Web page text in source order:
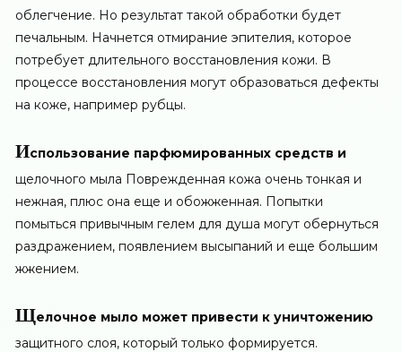
облегчение. Но результат такой обработки будет
печальным. Начнется отмирание эпителия, которое
потребует длительного восстановления кожи. В
процессе восстановления могут образоваться дефекты
на коже, например рубцы.
Использование парфюмированных средств и
щелочного мыла Поврежденная кожа очень тонкая и
нежная, плюс она еще и обожженная. Попытки
помыться привычным гелем для душа могут обернуться
раздражением, появлением высыпаний и еще большим
жжением.
Щелочное мыло может привести к уничтожению
защитного слоя, который только формируется.